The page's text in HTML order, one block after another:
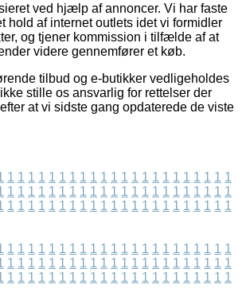
ved hjælp af annoncer. Vi har faste
hold af internet outlets idet vi formidler
og tjener kommission i tilfælde af at
videre gennemfører et køb.
tilbud og e-butikker vedligeholdes
stille os ansvarlig for rettelser der
at vi sidste gang opdaterede de viste
1 1 1 1 1 1 1 1 1 1 1 1 1 1 1 1 1 1 1 1 1 1
1 1 1 1 1 1 1 1 1 1 1 1 1 1 1 1 1 1 1 1 1 1
1 1 1 1 1 1 1 1 1 1 1 1 1 1 1 1 1 1 1 1 1 1
1 1 1 1 1 1 1 1 1 1 1 1 1 1 1 1 1 1 1 1 1 1
1 1 1 1 1 1 1 1 1 1 1 1 1 1 1 1 1 1 1 1 1 1
1 1 1 1 1 1 1 1 1 1 1 1 1 1 1 1 1 1 1 1 1 1